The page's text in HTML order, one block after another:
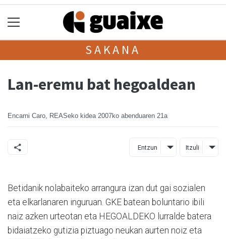
SAKANA
Lan-eremu bat hegoaldean
Encarni Caro, REASeko kidea 2007ko abenduaren 21a
Entzun Itzuli
Betidanik nolabaiteko arrangura izan dut gai sozialen
eta elkarlanaren inguruan. GKE batean boluntario ibili
naiz azken urteotan eta HEGOALDEKO lurralde batera
bidaiatzeko gutizia piztuago neukan aurten noiz eta